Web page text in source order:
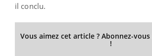
il conclu.
Vous aimez cet article ? Abonnez-
!